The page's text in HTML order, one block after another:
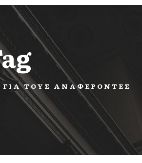
ΤΟΥΣ ΑΝΑΦΈΡΟΝΤΕΣ